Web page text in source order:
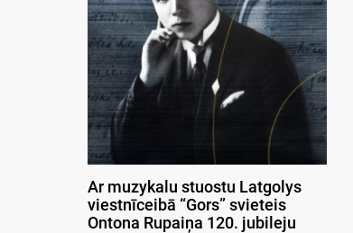
Ar muzykalu stuostu Latgolys
viestnīceibā “Gors” svieteis
Ontona Rupaiņa 120. jubileju